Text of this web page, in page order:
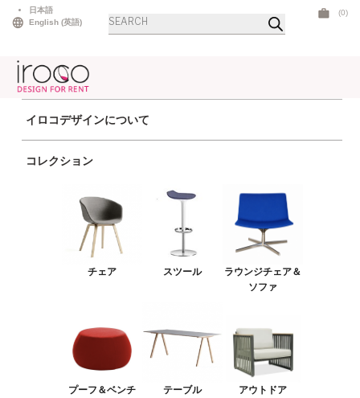
日本語
English (英語)
Products
search
(0)
イロコデザインについて
コレクション
チェア スツール
ラウンジチェア＆
ソファ
プーフ＆ベンチ テーブル アウトドア
ッド
ラウンジチェア＆ソファ
LEDファニチャー
バー＆カウンター